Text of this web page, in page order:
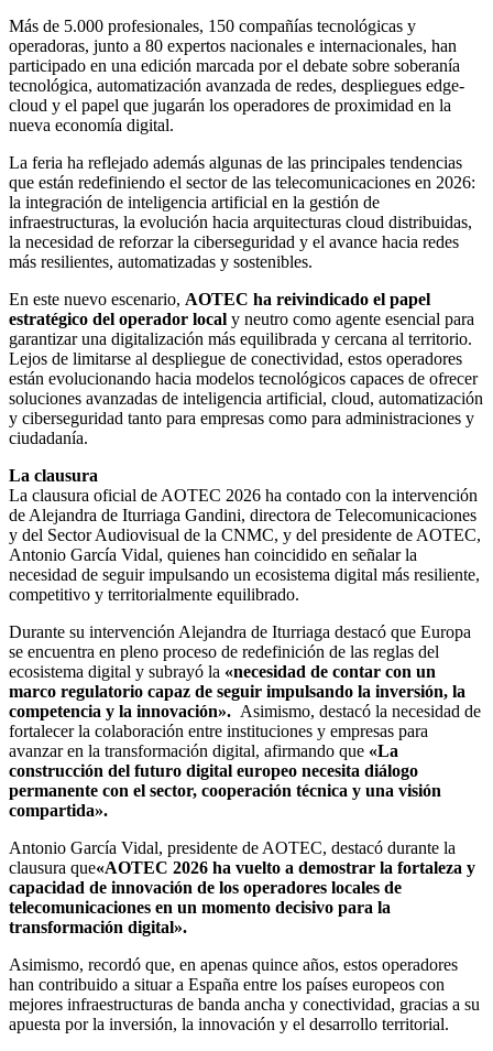
Más de 5.000 profesionales, 150 compañías tecnológicas y
operadoras, junto a 80 expertos nacionales e internacionales, han
participado en una edición marcada por el debate sobre soberanía
tecnológica, automatización avanzada de redes, despliegues edge-
cloud y el papel que jugarán los operadores de proximidad en la
nueva economía digital.
La feria ha reflejado además algunas de las principales tendencias
que están redefiniendo el sector de las telecomunicaciones en 2026:
la integración de inteligencia artificial en la gestión de
infraestructuras, la evolución hacia arquitecturas cloud distribuidas,
la necesidad de reforzar la ciberseguridad y el avance hacia redes
más resilientes, automatizadas y sostenibles.
En este nuevo escenario, AOTEC ha reivindicado el papel
estratégico del operador local y neutro como agente esencial para
garantizar una digitalización más equilibrada y cercana al territorio.
Lejos de limitarse al despliegue de conectividad, estos operadores
están evolucionando hacia modelos tecnológicos capaces de ofrecer
soluciones avanzadas de inteligencia artificial, cloud, automatización
y ciberseguridad tanto para empresas como para administraciones y
ciudadanía.
La clausura
La clausura oficial de AOTEC 2026 ha contado con la intervención
de Alejandra de Iturriaga Gandini, directora de Telecomunicaciones
y del Sector Audiovisual de la CNMC, y del presidente de AOTEC,
Antonio García Vidal, quienes han coincidido en señalar la
necesidad de seguir impulsando un ecosistema digital más resiliente,
competitivo y territorialmente equilibrado.
Durante su intervención Alejandra de Iturriaga destacó que Europa
se encuentra en pleno proceso de redefinición de las reglas del
ecosistema digital y subrayó la «necesidad de contar con un
marco regulatorio capaz de seguir impulsando la inversión, la
competencia y la innovación». Asimismo, destacó la necesidad de
fortalecer la colaboración entre instituciones y empresas para
avanzar en la transformación digital, afirmando que «La
construcción del futuro digital europeo necesita diálogo
permanente con el sector, cooperación técnica y una visión
compartida».
Antonio García Vidal, presidente de AOTEC, destacó durante la
clausura que«AOTEC 2026 ha vuelto a demostrar la fortaleza y
capacidad de innovación de los operadores locales de
telecomunicaciones en un momento decisivo para la
transformación digital».
Asimismo, recordó que, en apenas quince años, estos operadores
han contribuido a situar a España entre los países europeos con
mejores infraestructuras de banda ancha y conectividad, gracias a su
apuesta por la inversión, la innovación y el desarrollo territorial.